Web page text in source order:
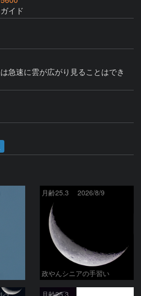
イド
急速に雲が広がり見ることはでき
月齢25.3 2026/8/9
政やんシニアの手習い